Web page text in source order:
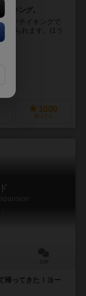
イキング。
ックテイキングで
配られます。(1ラ
1000
持ってる
帰ってきた！ヨー